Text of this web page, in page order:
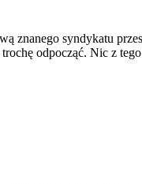
znanego syndykatu
odpocząć. Nic z